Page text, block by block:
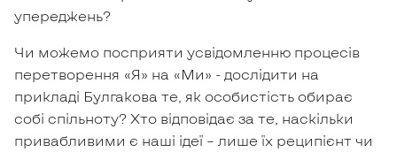
упереджень?
Чи можемо посприяти усвідомленню процесів
перетворення «Я» на «Ми» - дослідити на
прикладі Булгакова те, як особистість обирає
собі спільноту? Хто відповідає за те, наскільки
привабливими є наші ідеї – лише їх реципієнт чи